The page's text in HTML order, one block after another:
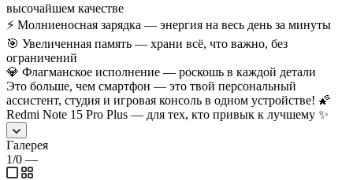
высочайшем качестве
⚡ Молниеносная зарядка — энергия на весь день за минуты
🎯 Увеличенная память — храни всё, что важно, без
ограничений
💎 Флагманское исполнение — роскошь в каждой детали
Это больше, чем смартфон — это твой персональный
ассистент, студия и игровая консоль в одном устройстве! 🌠
Redmi Note 15 Pro Plus — для тех, кто привык к лучшему ✨
Галерея
1/0 —